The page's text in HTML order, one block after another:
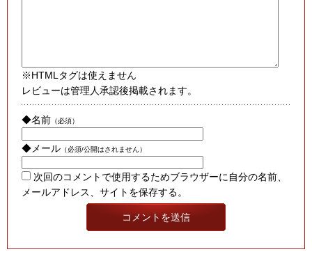
※HTMLタグは使えません
レビューは管理人承認後掲載されます。
◆名前 （必須）
◆メール （必須/公開はされません）
次回のコメントで使用するためブラウザーに自分の名前、
メールアドレス、サイトを保存する。